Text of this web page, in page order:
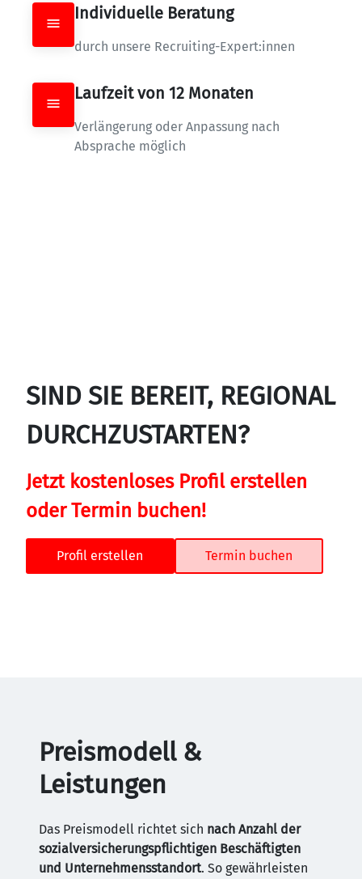
Individuelle Beratung
durch unsere Recruiting-Expert:innen
Laufzeit von 12 Monaten
Verlängerung oder Anpassung nach
Absprache möglich
SIND SIE BEREIT, REGIONAL
DURCHZUSTARTEN?
Jetzt kostenloses Profil erstellen
oder Termin buchen!
Profil erstellen Termin buchen
Preismodell &
Leistungen
Das Preismodell richtet sich nach Anzahl der
sozialversicherungspflichtigen Beschäftigten
und Unternehmensstandort. So gewährleisten